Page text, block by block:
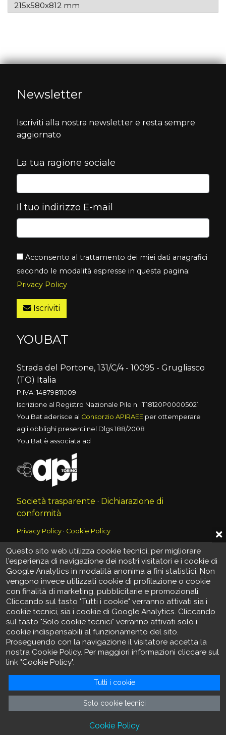
215x580x812 mm
Newsletter
Iscriviti alla nostra newsletter e resta sempre
aggiornato
La tua ragione sociale
Il tuo indirizzo E-mail
Acconsento al trattamento dei miei dati anagrafici
secondo le modalità espresse in questa pagina:
Privacy Policy
Iscriviti
YOUBAT
Strada del Portone, 131/C/4 - 10095 - Grugliasco
(TO) Italia
P.IVA: 14879811009
Iscrizione al Registro Nazionale Pile n. IT18120P00005021
You Bat aderisce al Consorzio APIRAEE per ottemperare
agli obblighi presenti nel Dlgs 188/2008
You Bat è associata ad
Società trasparente · Dichiarazione di
conformità
Privacy Policy · Cookie Policy
Contatti
Telefono +39 011 78 14 46
Mobile +39 345 91 88 169
Fax +39 011 40 26 876
E-mail info@youbat.it
Seguici su
Questo sito web utilizza cookie tecnici, per migliorare
l'esperienza di navigazione dei nostri visitatori e i cookie di
Google Analytics in modalità anonima a fini statistici. Non
vengono invece utilizzati cookie di profilazione o cookie
con finalità di marketing, pubblicitarie e promozionali.
Cliccando sul tasto "Tutti i cookie" verranno attivati sia i
cookie tecnici, sia i cookie di Google Analytics. Cliccando
sul tasto "Solo cookie tecnici" verranno attivati solo i
cookie indispensabili al funzionamento del sito.
Proseguendo con la navigazione il visitatore accetta la
nostra Cookie Policy. Per maggiori informazioni cliccare sul
link "Cookie Policy".
Cookie Policy
Solo cookie tecnici
Tutti i cookie